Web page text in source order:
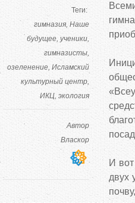
Теги:
гимназия Наше
будущее ученики
гимназисты
озеленение Исламский
культурный центр
ИКЦ экология
Автор
Власкор
И
двух